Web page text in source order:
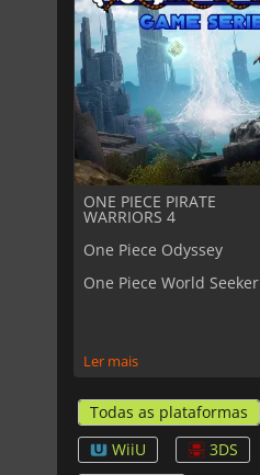
ONE PIECE PIRATE
WARRIORS 4
One Piece Odyssey
One Piece World Seeker
Ler mais
Todas as plataformas
WiiU
3DS